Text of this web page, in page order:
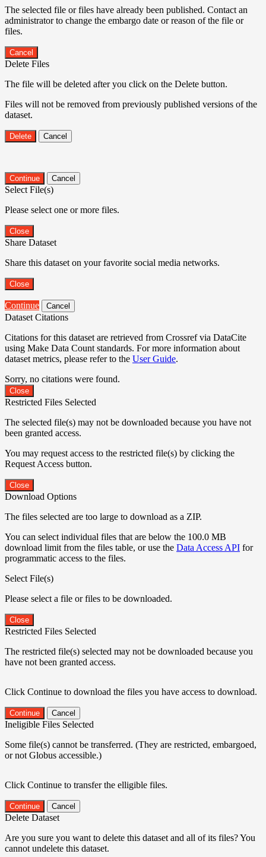
The selected file or files have already been published. Contact an
administrator to change the embargo date or reason of the file or
files.
Cancel
Delete Files
The file will be deleted after you click on the Delete button.
Files will not be removed from previously published versions of the
dataset.
Delete Cancel
Continue Cancel
Select File(s)
Please select one or more files.
Close
Share Dataset
Share this dataset on your favorite social media networks.
Close
Continue Cancel
Dataset Citations
Citations for this dataset are retrieved from Crossref via DataCite
using Make Data Count standards. For more information about
dataset metrics, please refer to the User Guide.
Sorry, no citations were found.
Close
Restricted Files Selected
The selected file(s) may not be downloaded because you have not
been granted access.
You may request access to the restricted file(s) by clicking the
Request Access button.
Close
Download Options
The files selected are too large to download as a ZIP.
You can select individual files that are below the 100.0 MB
download limit from the files table, or use the Data Access API for
programmatic access to the files.
Select File(s)
Please select a file or files to be downloaded.
Close
Restricted Files Selected
The restricted file(s) selected may not be downloaded because you
have not been granted access.
Click Continue to download the files you have access to download.
Continue Cancel
Ineligible Files Selected
Some file(s) cannot be transferred. (They are restricted, embargoed,
or not Globus accessible.)
Click Continue to transfer the elligible files.
Continue Cancel
Delete Dataset
Are you sure you want to delete this dataset and all of its files? You
cannot undelete this dataset.